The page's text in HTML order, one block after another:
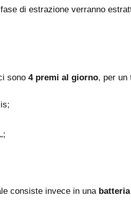
di estrazione verranno
sono 4 premi al giorno, per un
consiste invece in una